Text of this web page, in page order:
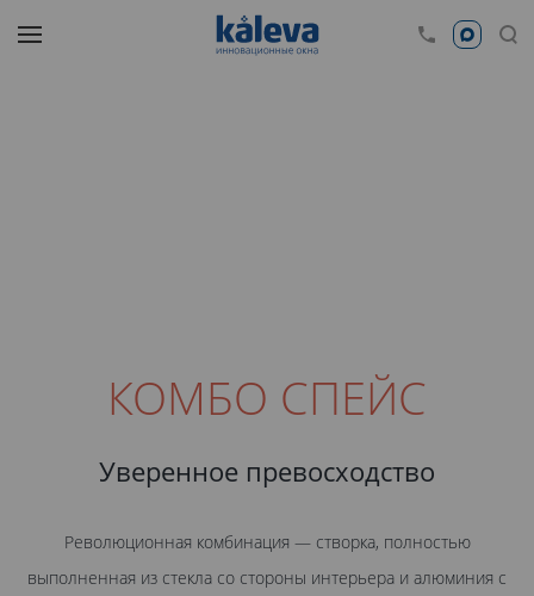
КОМБО СПЕЙС
Уверенное превосходство
Революционная комбинация — створка, полностью
выполненная из стекла со стороны интерьера и алюминия с